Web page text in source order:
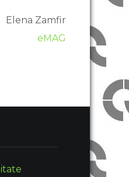
Elena Zamfir
eMAG